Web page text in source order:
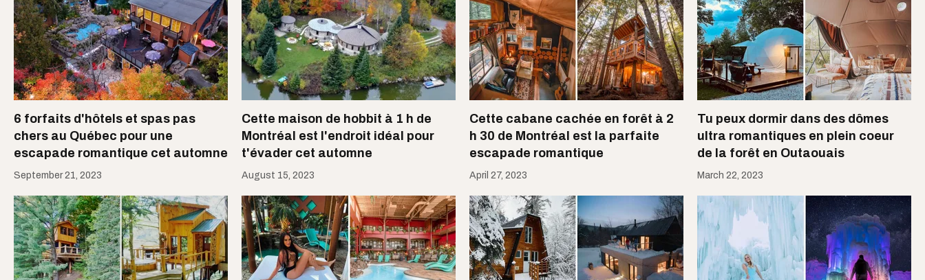
6 forfaits d'hôtels et spas pas
chers au Québec pour une
escapade romantique cet automne
September 21, 2023
Cette maison de hobbit à 1 h de
Montréal est l'endroit idéal pour
t'évader cet automne
August 15, 2023
Cette cabane cachée en forêt à 2
h 30 de Montréal est la parfaite
escapade romantique
April 27, 2023
Tu peux dormir dans des dômes
ultra romantiques en plein coeur
de la forêt en Outaouais
March 22, 2023